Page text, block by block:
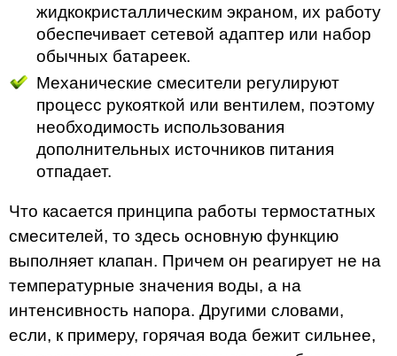
жидкокристаллическим экраном, их работу
обеспечивает сетевой адаптер или набор
обычных батареек.
Механические смесители регулируют
процесс рукояткой или вентилем, поэтому
необходимость использования
дополнительных источников питания
отпадает.
Что касается принципа работы термостатных
смесителей, то здесь основную функцию
выполняет клапан. Причем он реагирует не на
температурные значения воды, а на
интенсивность напора. Другими словами,
если, к примеру, горячая вода бежит сильнее,